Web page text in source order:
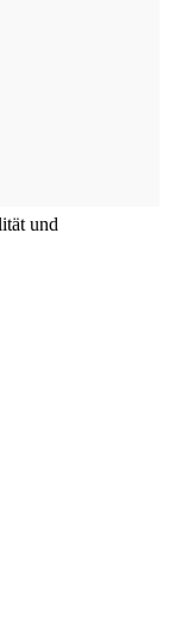
und